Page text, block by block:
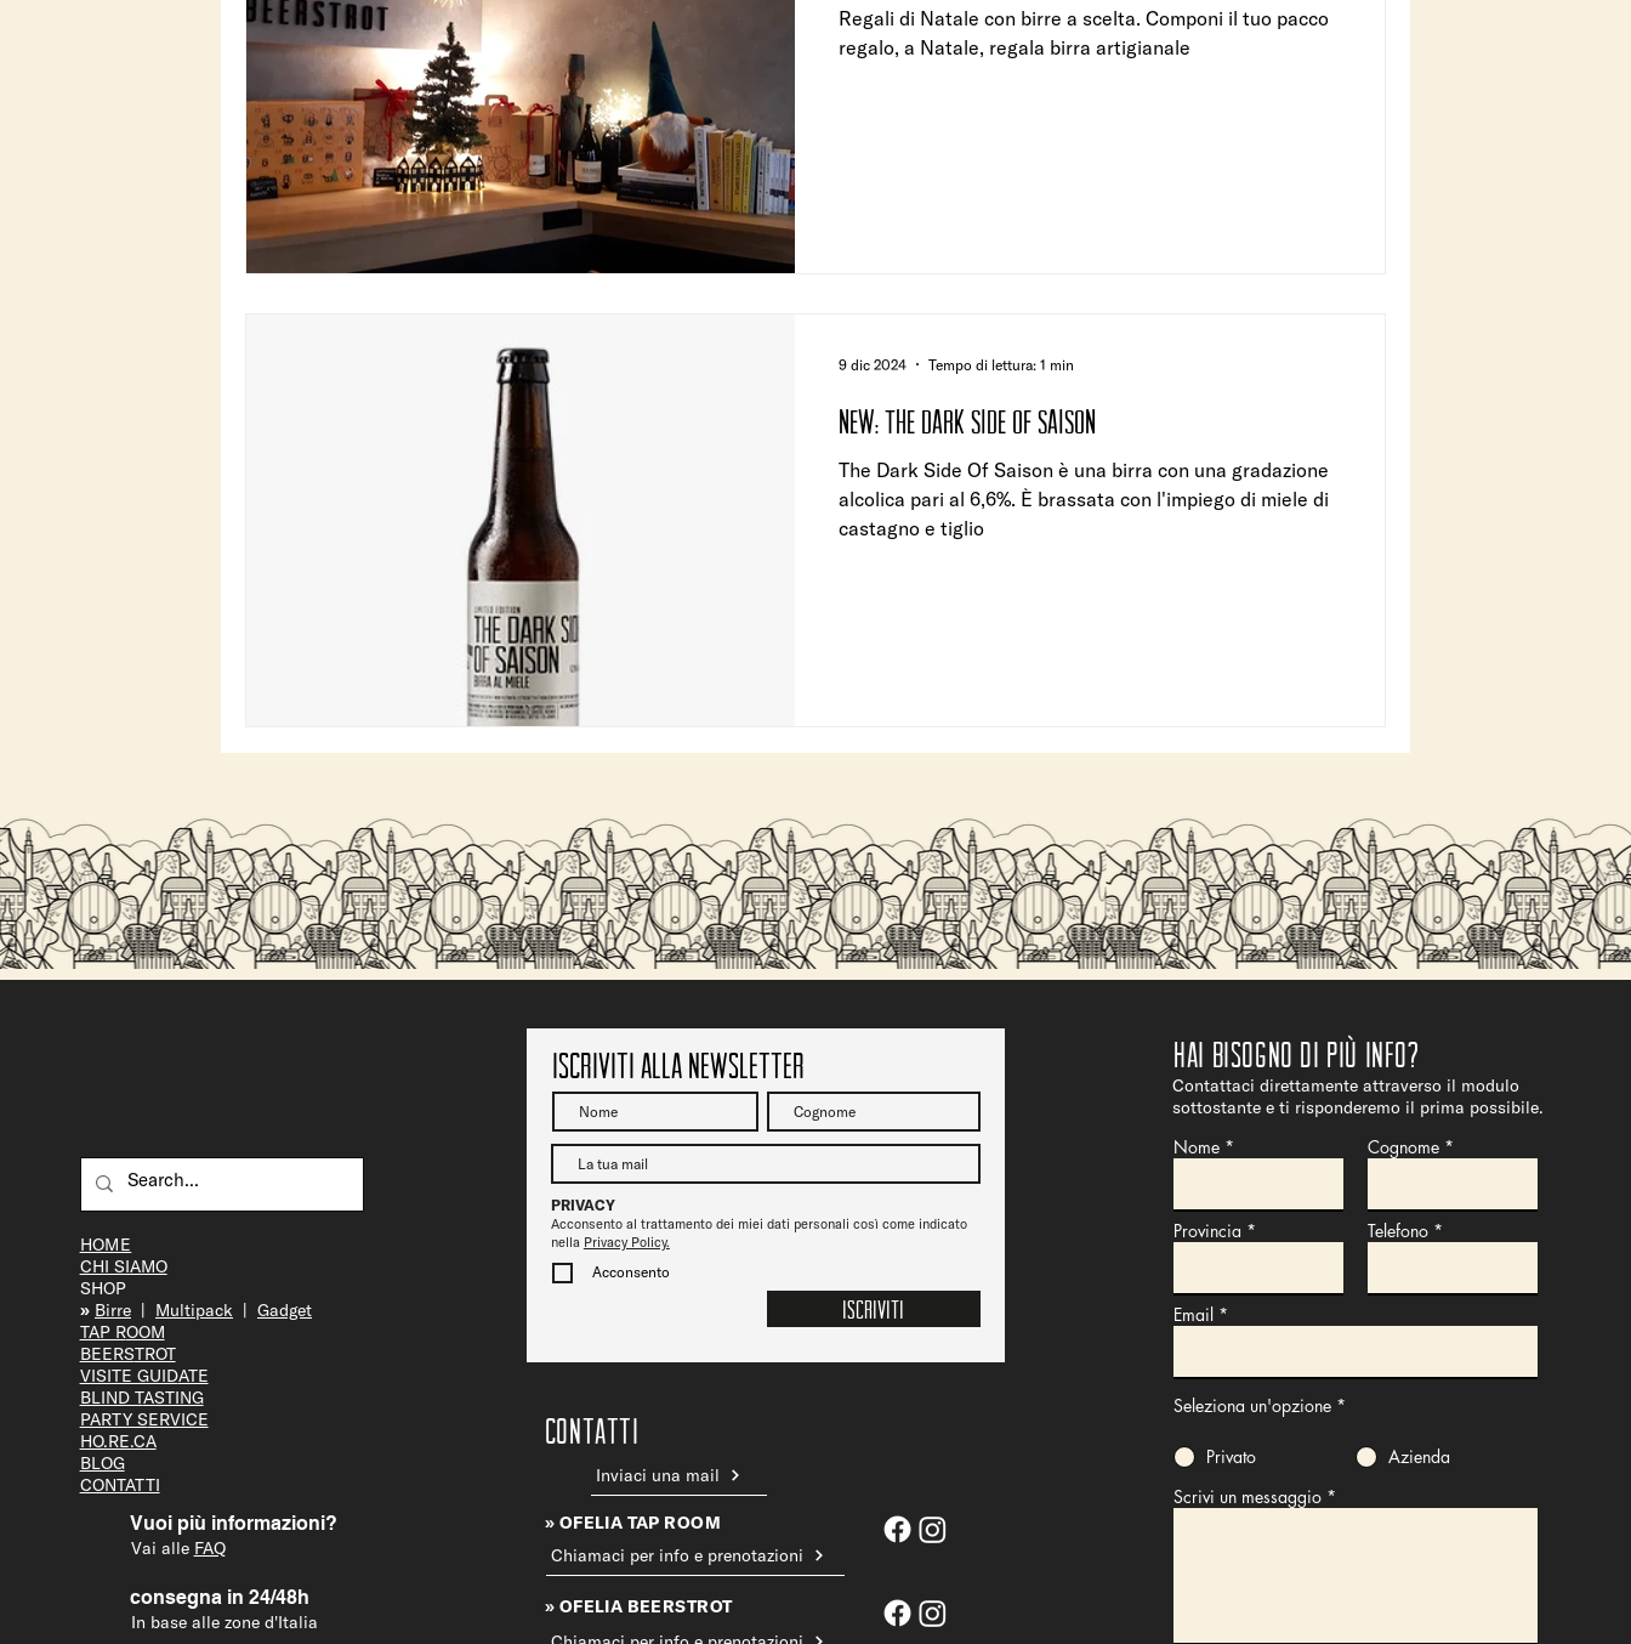
Regali di Natale con birre a scelta. Componi il tuo pacco
regalo, a Natale, regala birra artigianale
NEW: THE DARK SIDE OF SAISON
The Dark Side Of Saison è una birra con una gradazione
alcolica pari al 6,6%. È brassata con l'impiego di miele di
castagno e tiglio
9 dic 2024 Tempo di lettura: 1 min
HOME
CHI SIAMO
SHOP
» Birre | Multipack | Gadget
TAP ROOM
BEERSTROT
VISITE GUIDATE
BLIND TASTING
PARTY SERVICE
HO.RE.CA
BLOG
CONTATTI
Vuoi più informazioni?
Vai alle FAQ
consegna in 24/48h
In base alle zone d'Italia
Iscriviti alla newsletter
PRIVACY
Acconsento al trattamento dei miei dati personali così come indicato
nella Privacy Policy.
Acconsento
Iscriviti
CONTATTi
Inviaci una mail
» OFELIA TAP ROOM
Chiamaci per info e prenotazioni
» OFELIA BEERSTROT
Hai bisogno di più info?
Contattaci direttamente attraverso il modulo
sottostante e ti risponderemo il prima possibile.
Nome
Provincia
Cognome
Telefono
Email
Seleziona un'opzione *
Privato
Azienda
Scrivi un messaggio